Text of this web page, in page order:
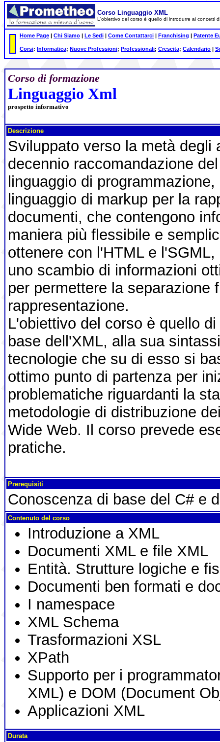
Corso Linguaggio XML
L'obiettivo del corso è quello di introdurre ai concetti
Home Page | Chi Siamo | Le Sedi | Come Contattarci | Franchising | Patente
Corsi: Informatica; Nuove Professioni; Professionali; Crescita; Calendario |
Corso di formazione
Linguaggio Xml
prospetto informativo
Descrizione
Sviluppato verso la metà degli
decennio raccomandazione
linguaggio di
linguaggio di markup per la
documenti, che contengono
maniera più flessibile e
ottenere con l'HTML e
uno scambio di informazioni
per permettere la separazione
rappresentazione.
L'obiettivo del corso è quello
base dell'XML, alla sua
tecnologie che su di esso si
ottimo punto di partenza per
problematiche riguardanti la
metodologie di distribuzione
Wide Web. Il corso prevede
pratiche.
Prerequisiti
Conoscenza di base del C# e
Contenuto del corso
Introduzione a XML
Documenti XML e file XML
Entità. Strutture logiche e
Documenti ben formati e
I namespace
XML Schema
Trasformazioni XSL
XPath
Supporto per i
XML) e DOM (Document
Applicazioni XML
Durata